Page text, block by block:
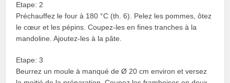
Etape: 2
Préchauffez le four à 180 °C (th. 6). Pelez les pommes, ôtez
le cœur et les pépins. Coupez-les en fines tranches à la
mandoline. Ajoutez-les à la pâte.
Etape: 3
Beurrez un moule à manqué de Ø 20 cm environ et versez